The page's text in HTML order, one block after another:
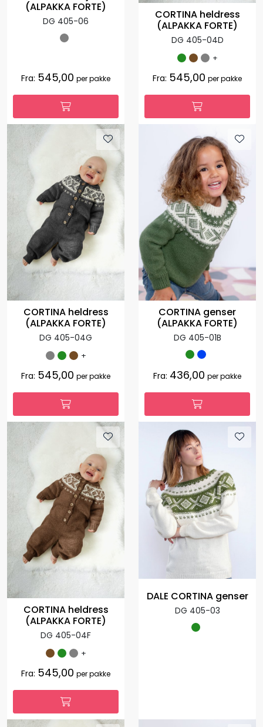
(ALPAKKA FORTE)
DG 405-06
Fra: 545,00 per pakke
CORTINA heldress
(ALPAKKA FORTE)
DG 405-04D
+
Fra: 545,00 per pakke
CORTINA heldress
(ALPAKKA FORTE)
DG 405-04G
+
Fra: 545,00 per pakke
CORTINA genser
(ALPAKKA FORTE)
DG 405-01B
Fra: 436,00 per pakke
CORTINA heldress
(ALPAKKA FORTE)
DG 405-04F
+
Fra: 545,00 per pakke
DALE CORTINA genser
DG 405-03